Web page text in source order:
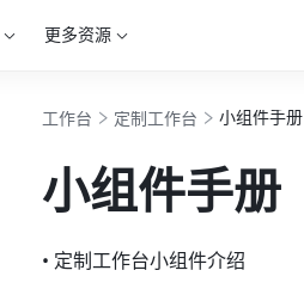
更多资源
工作台 定制工作台 小组件手册
小组件手册
• 定制工作台小组件介绍